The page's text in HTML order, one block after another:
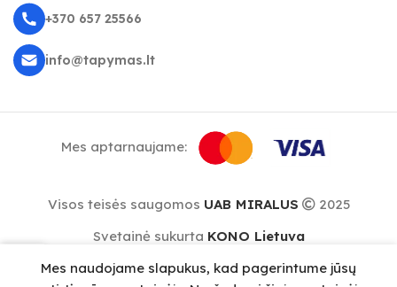
+370 657 25566
info@tapymas.lt
Mes aptarnaujame:
Visos teisės saugomos UAB MIRALUS
2025
Svetainė sukurta KONO Lietuva
Mes naudojame slapukus, kad pagerintume jūsų